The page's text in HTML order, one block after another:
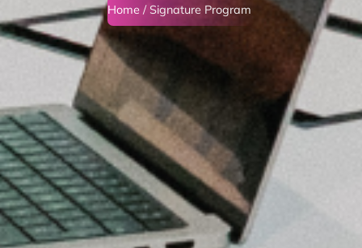
Home / Signature Program